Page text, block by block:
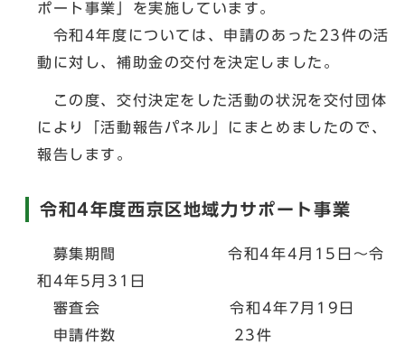
ポート事業」を実施しています。
令和4年度については、申請のあった23件の活
動に対し、補助金の交付を決定しました。
この度、交付決定をした活動の状況を交付団体
により「活動報告パネル」にまとめましたので、
報告します。
令和4年度西京区地域力サポート事業
募集期間 令和4年4月15日～令
和4年5月31日
審査会 令和4年7月19日
申請件数 23件